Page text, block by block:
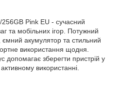
Pink EU - сучасний
та мобільних ігор. Потужний
акумулятор та стильний
використання щодня.
допомагає зберегти пристрій у
використанні.